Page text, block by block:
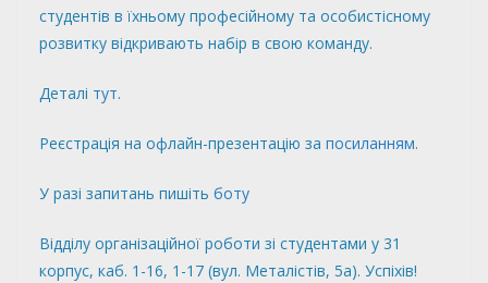
студентів в їхньому професійному та особистісному
розвитку відкривають набір в свою команду.
Деталі тут.
Реєстрація на офлайн-презентацію за посиланням.
У разі запитань пишіть боту
Відділу організаційної роботи зі студентами у 31
корпус, каб. 1-16, 1-17 (вул. Металістів, 5а). Успіхів!